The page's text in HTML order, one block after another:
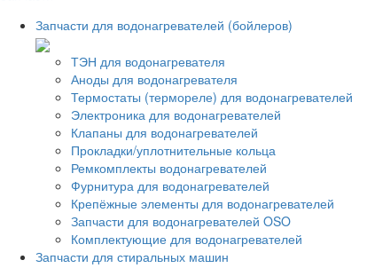
Запчасти для водонагревателей (бойлеров)
ТЭН для водонагревателя
Аноды для водонагревателя
Термостаты (термореле) для водонагревателей
Электроника для водонагревателей
Клапаны для водонагревателей
Прокладки/уплотнительные кольца
Ремкомплекты водонагревателей
Фурнитура для водонагревателей
Крепёжные элементы для водонагревателей
Запчасти для водонагревателей OSO
Комплектующие для водонагревателей
Запчасти для стиральных машин